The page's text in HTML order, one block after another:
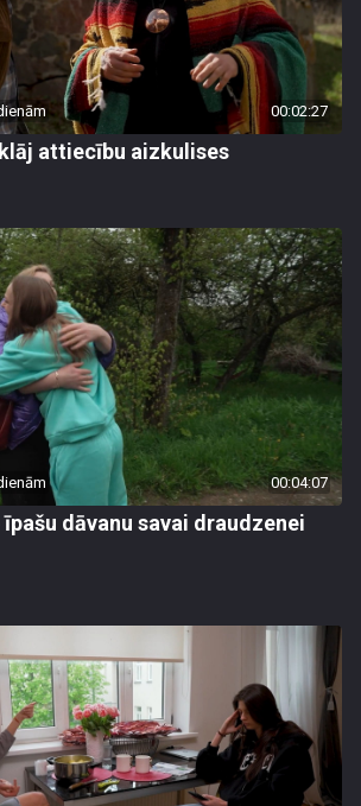
00:02:27
attiecību aizkulises
00:04:07
dāvanu savai draudzenei